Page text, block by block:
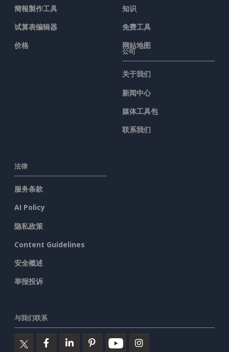
簡報製作工具
试算表编辑器
价格
知识
免费工具
网站地图
公司
关于我们
新闻中心
媒体工具包
联系我们
法律
服务条款
AI Policy
隐私政策
Content Guidelines
安全概述
举报投诉
与我们联系